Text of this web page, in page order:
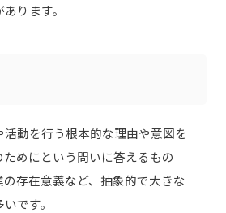
ります。
動を行う根本的な理由や意図を
めにという問いに答えるもの
存在意義など、抽象的で大きな
です。